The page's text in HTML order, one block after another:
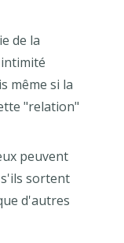
de la
même si la
"relation"
peuvent
sortent
d'autres